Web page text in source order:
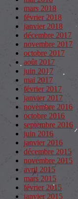
mars 2018
février 2018
janvier 2018
décembre 2017
novembre 2017
octobre 2017
août 2017
juin 2017
mai 2017
février 2017
janvier 2017
novembre 2016
octobre 2016
septembre 2016
juin 2016
janvier 2016
décembre 2015
novembre 2015
avril 2015
mars 2015
février 2015
janvier 2015